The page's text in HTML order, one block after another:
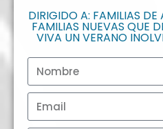
DIRIGIDO A: FAMILIAS
FAMILIAS NUEVAS QUE
VIVA UN VERANO